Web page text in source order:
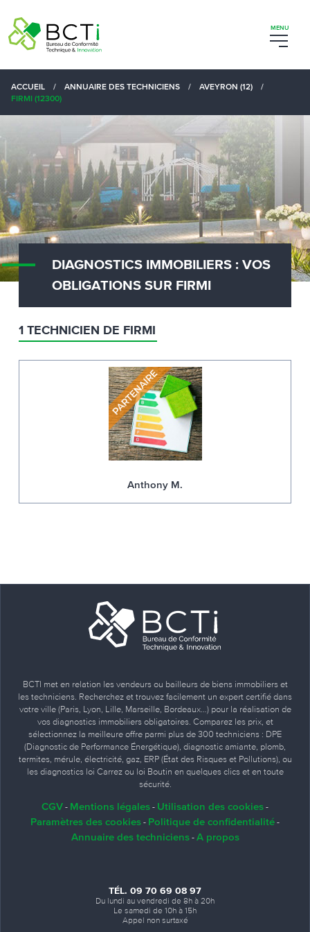
ACCUEIL / ANNUAIRE DES TECHNICIENS / AVEYRON (12)
/
FIRMI (12300)
DIAGNOSTICS IMMOBILIERS : VOS
OBLIGATIONS SUR FIRMI
1 TECHNICIEN DE FIRMI
Anthony M.
BCTI met en relation les vendeurs ou bailleurs de biens immobiliers et
les techniciens. Recherchez et trouvez facilement un expert certifié dans
votre ville (Paris, Lyon, Lille, Marseille, Bordeaux…) pour la réalisation de
vos diagnostics immobiliers obligatoires. Comparez les prix, et
sélectionnez la meilleure offre parmi plus de 300 techniciens : DPE
(Diagnostic de Performance Énergétique), diagnostic amiante, plomb,
termites, mérule, électricité, gaz, ERP (État des Risques et Pollutions), ou
les diagnostics loi Carrez ou loi Boutin en quelques clics et en toute
sécurité.
CGV - Mentions légales - Utilisation des cookies -
Paramètres des cookies - Politique de confidentialité -
Annuaire des techniciens- A propos
TÉL. 09 70 69 08 97
Du lundi au vendredi de 8h à 20h
Le samedi de 10h à 15h
Appel non surtaxé